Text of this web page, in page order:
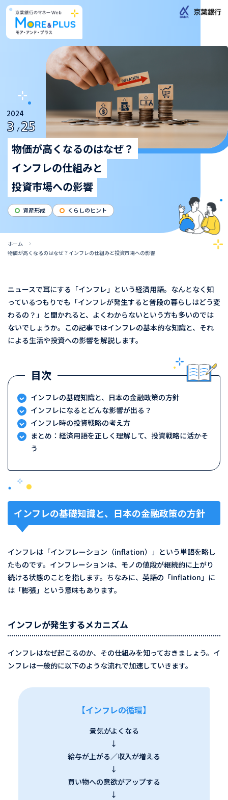
2024
3 / 25
物価が高くなるのはなぜ？
インフレの仕組みと
投資市場への影響
資産形成 くらしのヒント
ホーム
物価が高くなるのはなぜ？インフレの仕組みと投資市場への影響
ニュースで耳にする「インフレ」という経済用語。なんとなく知
っているつもりでも「インフレが発生すると普段の暮らしはどう変
わるの？」と聞かれると、よくわからないという方も多いのでは
ないでしょうか。この記事ではインフレの基本的な知識と、それ
による生活や投資への影響を解説します。
インフレの基礎知識と、日本の金融政策の方針
インフレになるとどんな影響が出る？
インフレ時の投資戦略の考え方
まとめ：経済用語を正しく理解して、投資戦略に活かそ
う
インフレの基礎知識と、日本の金融政策の方針
インフレは「インフレーション（inflation）」という単語を略し
たものです。インフレーションは、モノの値段が継続的に上がり
続ける状態のことを指します。ちなみに、英語の「inflation」に
は「膨張」という意味もあります。
インフレが発生するメカニズム
インフレはなぜ起こるのか、その仕組みを知っておきましょう。イ
ンフレは一般的に以下のような流れで加速していきます。
【インフレの循環】
景気がよくなる
↓
給与が上がる／収入が増える
↓
買い物への意欲がアップする
↓